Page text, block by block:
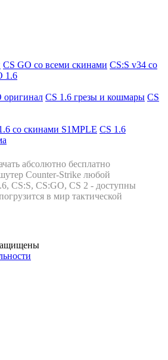
CS GO со всеми скинами CS:S v34 со
1.6
оригинал CS 1.6 грезы и кошмары CS
со скинами S1MPLE CS 1.6
абсолютно бесплатно
Counter-Strike любой
CS:S, CS:GO, CS 2 - доступны
в мир тактической